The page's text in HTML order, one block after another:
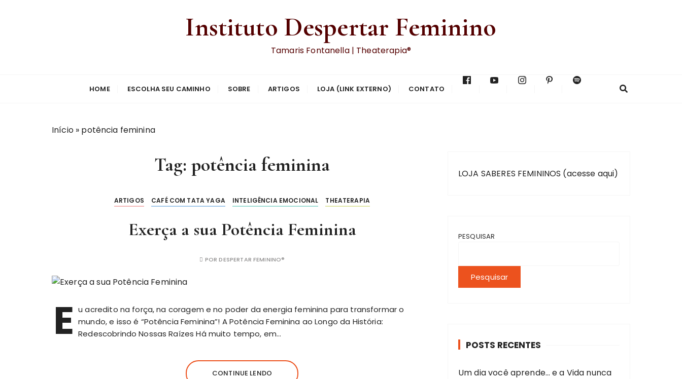
Instituto Despertar Feminino
Tamaris Fontanella | Theaterapia®
HOME ESCOLHA SEU CAMINHO SOBRE ARTIGOS LOJA (LINK EXTERNO) CONTATO
Início» potência feminina
Tag: potência feminina
ARTIGOS CAFÉ COM TATA YAGA INTELIGÊNCIA EMOCIONAL THEATERAPIA
Exerça a sua Potência Feminina
PORDESPERTAR FEMININO®
E u acredito na força, na coragem e no poder da energia feminina para transformar o
mundo, e isso é “Potência Feminina”! A Potência Feminina ao Longo da História:
Redescobrindo Nossas Raízes Há muito tempo, em…
CONTINUE LENDO
LOJA SABERES FEMININOS (acesse aqui)
PESQUISAR
Pesquisar
POSTS RECENTES
Um dia você aprende… e a Vida nunca